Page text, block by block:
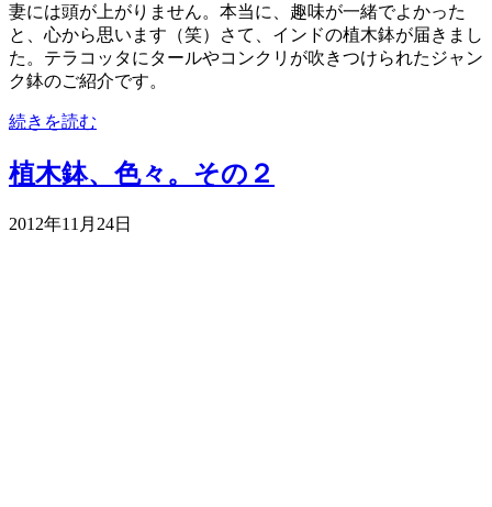
妻には頭が上がりません。本当に、趣味が一緒でよかった
と、心から思います（笑）さて、インドの植木鉢が届きまし
た。テラコッタにタールやコンクリが吹きつけられたジャン
ク鉢のご紹介です。
続きを読む
植木鉢、色々。その２
2012年11月24日